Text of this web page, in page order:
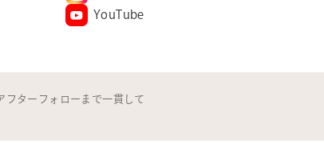
YouTube
フターフォローまで一貫して